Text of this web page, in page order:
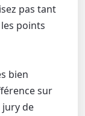
pas tant
points
bien
sur
de